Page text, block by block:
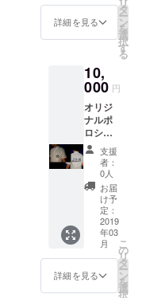
エンド
ロール
へのお
名前を
す 上質
光沢紙
による
プリン
トでお
届けし
ます
A3・A4
の2サイ
ズあり
ます 備
考欄へ
入れる
お名
前、ご
希望サ
イズ
詳細を見る
タ
ー
ン
を
選
択
す
る
10,
000 円
オリジ
ナルポ
ロシャ
ツ＋完
全版動
画エン
ドロー
ルへの
お名前
を入れ
ます 色
は白色
でサイ
ズがS
M L
支援
者：
0人
お届
け予
定：
2019
年03
月
詳細を見る
こ
の
リ
タ
ー
ン
を
選
択